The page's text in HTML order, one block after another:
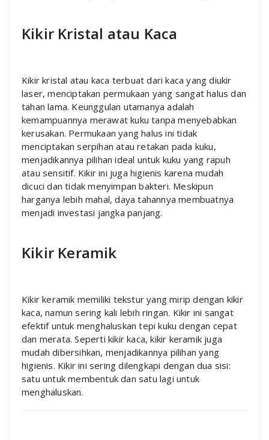
Kikir Kristal atau Kaca
Kikir kristal atau kaca terbuat dari kaca yang diukir
laser, menciptakan permukaan yang sangat halus dan
tahan lama. Keunggulan utamanya adalah
kemampuannya merawat kuku tanpa menyebabkan
kerusakan. Permukaan yang halus ini tidak
menciptakan serpihan atau retakan pada kuku,
menjadikannya pilihan ideal untuk kuku yang rapuh
atau sensitif. Kikir ini juga higienis karena mudah
dicuci dan tidak menyimpan bakteri. Meskipun
harganya lebih mahal, daya tahannya membuatnya
menjadi investasi jangka panjang.
Kikir Keramik
Kikir keramik memiliki tekstur yang mirip dengan kikir
kaca, namun sering kali lebih ringan. Kikir ini sangat
efektif untuk menghaluskan tepi kuku dengan cepat
dan merata. Seperti kikir kaca, kikir keramik juga
mudah dibersihkan, menjadikannya pilihan yang
higienis. Kikir ini sering dilengkapi dengan dua sisi:
satu untuk membentuk dan satu lagi untuk
menghaluskan.